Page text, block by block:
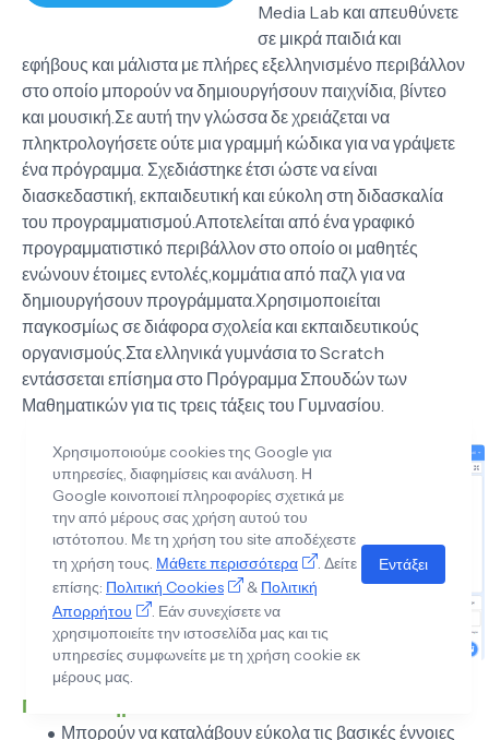
Media Lab και απευθύνετε
σε μικρά παιδιά και
εφήβους και μάλιστα με πλήρες εξελληνισμένο περιβάλλον
στο οποίο μπορούν να δημιουργήσουν παιχνίδια, βίντεο
και μουσική.Σε αυτή την γλώσσα δε χρειάζεται να
πληκτρολογήσετε ούτε μια γραμμή κώδικα για να γράψετε
ένα πρόγραμμα. Σχεδιάστηκε έτσι ώστε να είναι
διασκεδαστική, εκπαιδευτική και εύκολη στη διδασκαλία
του προγραμματισμού.Αποτελείται από ένα γραφικό
προγραμματιστικό περιβάλλον στο οποίο οι μαθητές
ενώνουν έτοιμες εντολές,κομμάτια από παζλ για να
δημιουργήσουν προγράμματα.Χρησιμοποιείται
παγκοσμίως σε διάφορα σχολεία και εκπαιδευτικούς
οργανισμούς.Στα ελληνικά γυμνάσια το Scratch
εντάσσεται επίσημα στο Πρόγραμμα Σπουδών των
Μαθηματικών για τις τρεις τάξεις του Γυμνασίου.
Πλεονεκτήματα +
Μπορούν να καταλάβουν εύκολα τις βασικές έννοιες
Χρησιμοποιούμε cookies της Google για
υπηρεσίες, διαφημίσεις και ανάλυση. Η
Google κοινοποιεί πληροφορίες σχετικά με
την από μέρους σας χρήση αυτού του
ιστότοπου. Με τη χρήση του site αποδέχεστε
τη χρήση τους. Μάθετε περισσότερα
. Δείτε
επίσης: Πολιτική Cookies & Πολιτική
Απορρήτου
. Εάν συνεχίσετε να
χρησιμοποιείτε την ιστοσελίδα μας και τις
υπηρεσίες συμφωνείτε με τη χρήση cookie εκ
μέρους μας.
Εντάξει